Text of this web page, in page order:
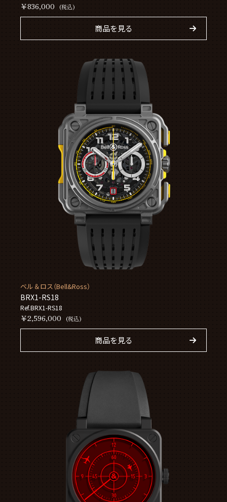
￥836,000 (税込)
商品を見る
ベル＆ロス（Bell&Ross）
BRX1-RS18
Ref.BRX1-RS18
￥2,596,000 (税込)
商品を見る